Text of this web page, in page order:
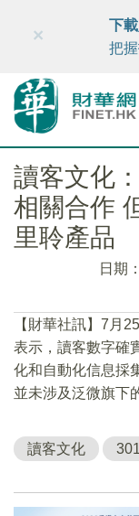
財華智庫網
×
下
把
讀客文化
相關合作
里聆產品
日期：
【財華社訊】7月
表示，讀客數字確
化和自動化信息採
並未涉及泛微旗下
讀客文化